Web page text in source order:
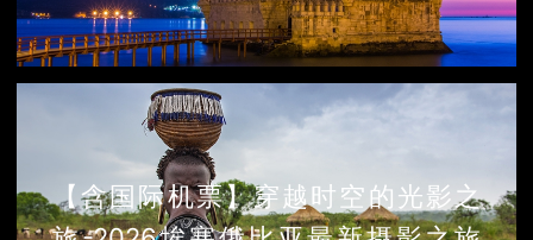
【含国际机票】穿越时空的光影之